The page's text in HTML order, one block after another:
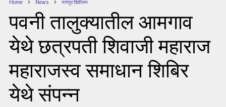
Home News नागपुर डिवीजन
पवनी तालुक्यातील आमगाव
येथे छत्रपती शिवाजी महाराज
महाराजस्व समाधान शिबिर
येथे संपन्न